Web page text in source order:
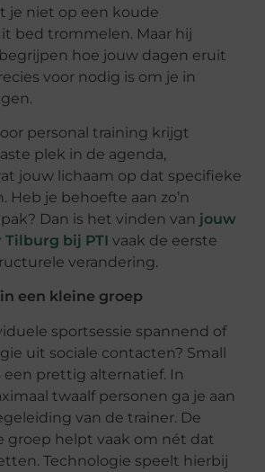
je niet op een koude
bed trommelen. Maar hij
hoe jouw dagen eruit
voor nodig is om je in
personal training krijgt
plek in de agenda,
jouw lichaam op dat specifieke
Heb je behoefte aan zo’n
Dan is het vinden van jouw
bij PTI vaak de eerste
verandering.
een kleine groep
sportsessie spannend of
uit sociale contacten? Small
prettig alternatief. In
twaalf personen ga je aan
van de trainer. De
groep helpt vaak om nét dat
Technologie speelt hierbij